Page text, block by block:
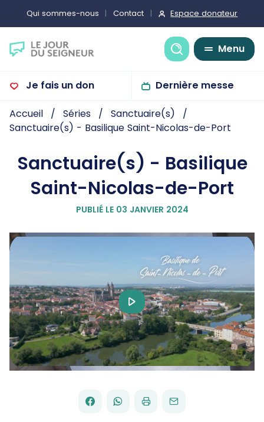
Qui sommes-nous Contact Espace donateur
Recherche
Menu
Je fais un don Dernière messe
Accueil Séries
Sanctuaire(s)
Sanctuaire(s) - Basilique Saint-Nicolas-de-Port
Sanctuaire(s) - Basilique
Saint-Nicolas-de-Port
PUBLIÉ LE 03 JANVIER 2024
Play
Video
PARTAGER
FACEBOOK
PARTAGER
WHATSAPP
IMPRIMERENVOYER
PAR
EMAIL